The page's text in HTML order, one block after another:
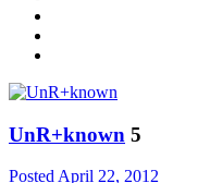
UnR+known 5
PostedApril 22, 2012